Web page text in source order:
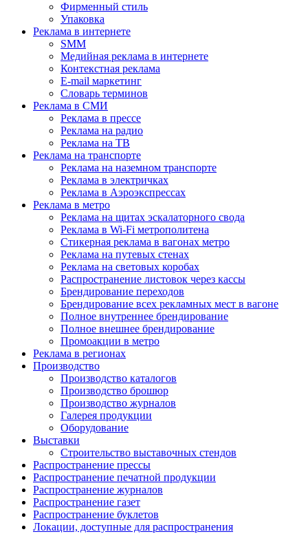
Фирменный стиль
Упаковка
Реклама в интернете
SMM
Медийная реклама в интернете
Контекстная реклама
E-mail маркетинг
Словарь терминов
Реклама в СМИ
Реклама в прессе
Реклама на радио
Реклама на ТВ
Реклама на транспорте
Реклама на наземном транспорте
Реклама в электричках
Реклама в Аэроэкспрессах
Реклама в метро
Реклама на щитах эскалаторного свода
Реклама в Wi-Fi метрополитена
Стикерная реклама в вагонах метро
Реклама на путевых стенах
Реклама на световых коробах
Распространение листовок через кассы
Брендирование переходов
Брендирование всех рекламных мест в вагоне
Полное внутреннее брендирование
Полное внешнее брендирование
Промоакции в метро
Реклама в регионах
Производство
Производство каталогов
Производство брошюр
Производство журналов
Галерея продукции
Оборудование
Выставки
Строительство выставочных стендов
Распространение прессы
Распространение печатной продукции
Распространение журналов
Распространение газет
Распространение буклетов
Локации, доступные для распространения